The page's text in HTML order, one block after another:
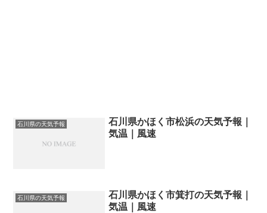
石川県の天気予報
石川県かほく市松浜の天気予報｜
気温｜風速
石川県の天気予報
石川県かほく市箕打の天気予報｜
気温｜風速